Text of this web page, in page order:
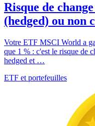
Risque de
(hedged) ou non
Votre ETF MSCI World a
que 1 % : c'est le risque de
hedged et …
ETF et portefeuilles